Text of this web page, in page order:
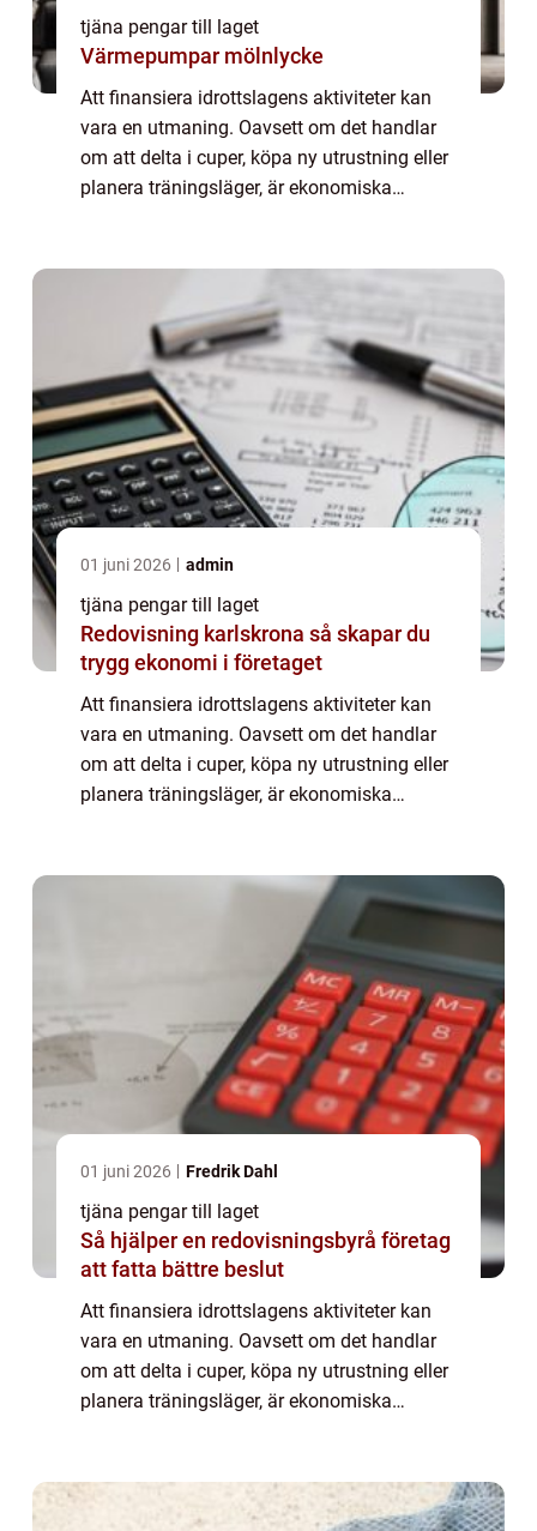
tjäna pengar till laget
Värmepumpar mölnlycke
Att finansiera idrottslagens aktiviteter kan
vara en utmaning. Oavsett om det handlar
om att delta i cuper, köpa ny utrustning eller
planera träningsläger, är ekonomiska
01 juni 2026 admin
tjäna pengar till laget
Redovisning karlskrona så skapar du
trygg ekonomi i företaget
Att finansiera idrottslagens aktiviteter kan
vara en utmaning. Oavsett om det handlar
om att delta i cuper, köpa ny utrustning eller
planera träningsläger, är ekonomiska
01 juni 2026 Fredrik Dahl
tjäna pengar till laget
Så hjälper en redovisningsbyrå företag
att fatta bättre beslut
Att finansiera idrottslagens aktiviteter kan
vara en utmaning. Oavsett om det handlar
om att delta i cuper, köpa ny utrustning eller
planera träningsläger, är ekonomiska